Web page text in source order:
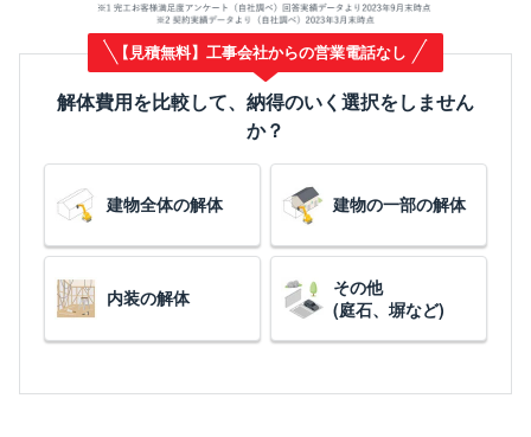
【見積無料】工事会社からの営業電話なし
解体費用を比較して、納得のいく選択をしません
か？
建物全体の解体 建物の一部の解体
内装の解体
その他
(庭石、塀など)